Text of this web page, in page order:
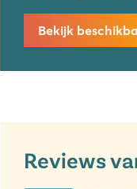
Bekijk
Reviews